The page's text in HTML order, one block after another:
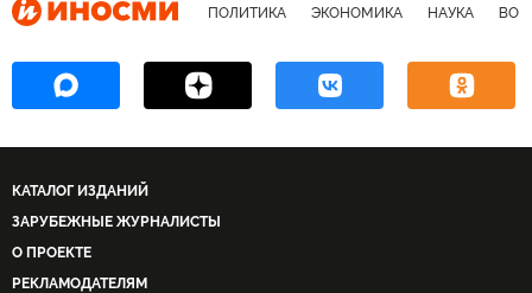
ПОЛИТИКА ЭКОНОМИКА НАУКА
КАТАЛОГ ИЗДАНИЙ
ЗАРУБЕЖНЫЕ ЖУРНАЛИСТЫ
О ПРОЕКТЕ
РЕКЛАМОДАТЕЛЯМ